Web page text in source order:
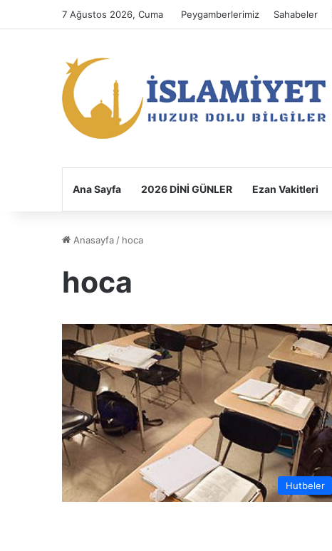
7 Ağustos 2026, Cuma Peygamberlerimiz Sahabeler
Ana Sayfa 2026 DİNİ GÜNLER Ezan Vakitleri
Anasayfa / hoca
hoca
Hutbeler